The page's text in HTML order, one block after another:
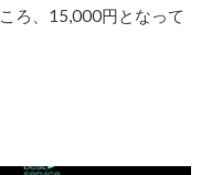
ろ、15,000円となって